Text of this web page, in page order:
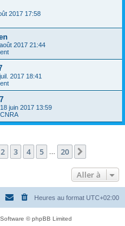
2017 17:58
2017 21:44
2017 18:41
18 juin 2017 13:59
1sur20
2 3 4 5 20
Aller à
Heures au format UTC+02:00
© phpBB Limited